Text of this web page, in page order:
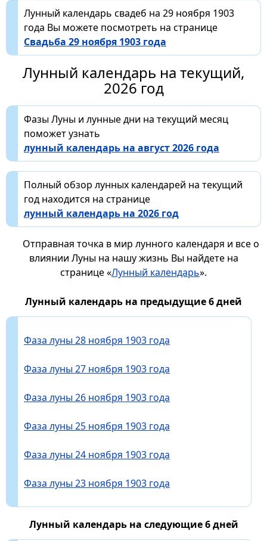
Лунный календарь свадеб на 29 ноября 1903
года Вы можете посмотреть на странице
Свадьба 29 ноября 1903 года
Лунный календарь на текущий,
2026 год
Фазы Луны и лунные дни на текущий месяц
поможет узнать
лунный календарь на август 2026 года
Полный обзор лунных календарей на текущий
год находится на странице
лунный календарь на 2026 год
Отправная точка в мир лунного календаря и все о
влиянии Луны на нашу жизнь Вы найдете на
странице «Лунный календарь».
Лунный календарь на предыдущие 6 дней
Фаза луны 28 ноября 1903 года
Фаза луны 27 ноября 1903 года
Фаза луны 26 ноября 1903 года
Фаза луны 25 ноября 1903 года
Фаза луны 24 ноября 1903 года
Фаза луны 23 ноября 1903 года
Лунный календарь на следующие 6 дней